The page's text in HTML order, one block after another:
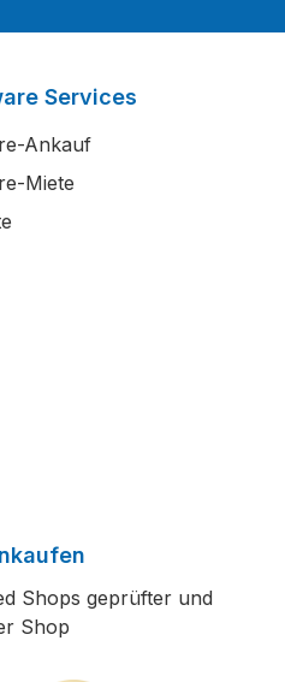
Services
Ankauf
Miete
Shops geprüfter und
Shop